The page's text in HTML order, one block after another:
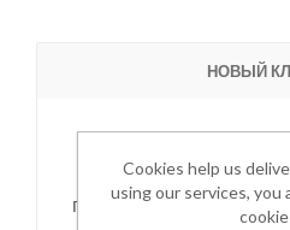
НОВЫЙ
также отслеживать
потратите немного
Cookies help us
using our services, you